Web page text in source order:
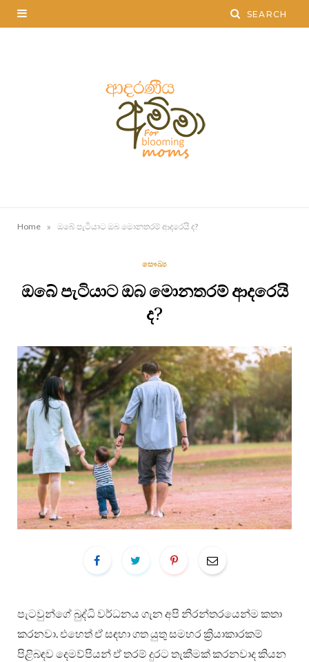
Home » ඔබේ පැටියාට ඔබ මොනතරම් ආදරෙයි ද?
සෞඛ්‍ය
ඔබේ පැටියාට ඔබ මොනතරම් ආදරෙයි
ද?
පැටවුන්ගේ බුද්ධි වර්ධනය ගැන අපි නිරන්තරයෙන්ම කතා
කරනවා. එහෙත් ඒ සඳහා ගත යුතු සමහර ක්‍රියාකාරකම්
පිළිබඳව දෙමව්පියන් ඒ තරම් දුරට තැකීමක් කරනවාද කියන